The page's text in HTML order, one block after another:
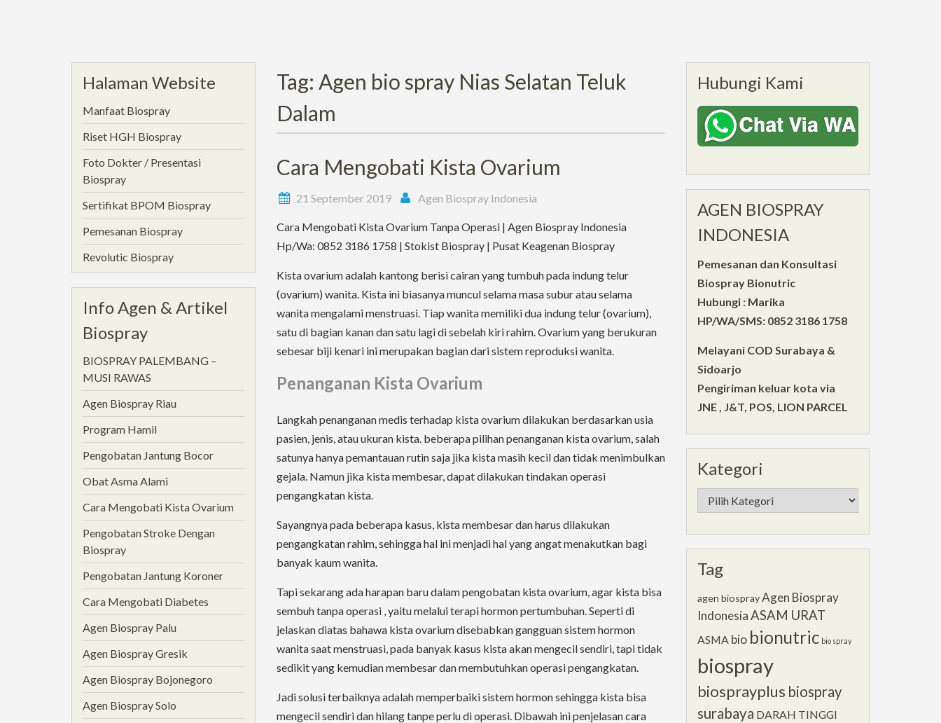
Tag: Agen bio spray Nias Selatan Teluk
Dalam
Cara Mengobati Kista Ovarium
21 September 2019 Agen Biospray Indonesia
Cara Mengobati Kista Ovarium Tanpa Operasi | Agen Biospray Indonesia
Hp/Wa: 0852 3186 1758 | Stokist Biospray | Pusat Keagenan Biospray
Kista ovarium adalah kantong berisi cairan yang tumbuh pada indung telur
(ovarium) wanita. Kista ini biasanya muncul selama masa subur atau selama
wanita mengalami menstruasi. Tiap wanita memiliki dua indung telur (ovarium),
satu di bagian kanan dan satu lagi di sebelah kiri rahim. Ovarium yang berukuran
sebesar biji kenari ini merupakan bagian dari sistem reproduksi wanita.
Penanganan Kista Ovarium
Langkah penanganan medis terhadap kista ovarium dilakukan berdasarkan usia
pasien, jenis, atau ukuran kista. beberapa pilihan penanganan kista ovarium, salah
satunya hanya pemantauan rutin saja jika kista masih kecil dan tidak menimbulkan
gejala. Namun jika kista membesar, dapat dilakukan tindakan operasi
pengangkatan kista.
Sayangnya pada beberapa kasus, kista membesar dan harus dilakukan
pengangkatan rahim, sehingga hal ini menjadi hal yang angat menakutkan bagi
banyak kaum wanita.
Tapi sekarang ada harapan baru dalam pengobatan kista ovarium, agar kista bisa
sembuh tanpa operasi , yaitu melalui terapi hormon pertumbuhan. Seperti di
jelaskan diatas bahawa kista ovarium disebabkan gangguan sistem hormon
wanita saat menstruasi, pada banyak kasus kista akan mengecil sendiri, tapi tidak
sedikit yang kemudian membesar dan membutuhkan operasi pengangkatan.
Jadi solusi terbaiknya adalah memperbaiki sistem hormon sehingga kista bisa
mengecil sendiri dan hilang tanpe perlu di operasi. Dibawah ini penjelasan cara
Hubungi Kami
AGEN BIOSPRAY
INDONESIA
Pemesanan dan Konsultasi
Biospray Bionutric
Hubungi : Marika
HP/WA/SMS: 0852 3186 1758
Melayani COD Surabaya &
Sidoarjo
Pengiriman keluar kota via
JNE , J&T, POS, LION PARCEL
Kategori
Kategori
Tag
agen biospray Agen Biospray
IndonesiaASAM URAT
ASMA bio bionutric bio spray
biospray
biosprayplus biospray
surabaya DARAH TINGGI
Halaman Website
Manfaat Biospray
Riset HGH Biospray
Foto Dokter / Presentasi
Biospray
Sertifikat BPOM Biospray
Pemesanan Biospray
Revolutic Biospray
Info Agen & Artikel
Biospray
BIOSPRAY PALEMBANG –
MUSI RAWAS
Agen Biospray Riau
Program Hamil
Pengobatan Jantung Bocor
Obat Asma Alami
Cara Mengobati Kista Ovarium
Pengobatan Stroke Dengan
Biospray
Pengobatan Jantung Koroner
Cara Mengobati Diabetes
Agen Biospray Palu
Agen Biospray Gresik
Agen Biospray Bojonegoro
Agen Biospray Solo